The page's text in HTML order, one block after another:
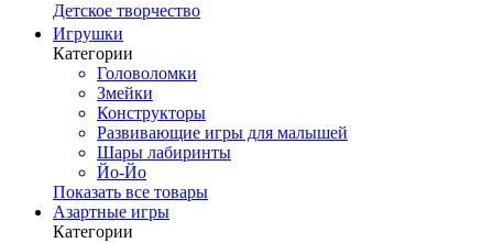
Детское творчество
Игрушки
Категории
Головоломки
Змейки
Конструкторы
Развивающие игры для малышей
Шары лабиринты
Йо-Йо
Показать все товары
Азартные игры
Категории